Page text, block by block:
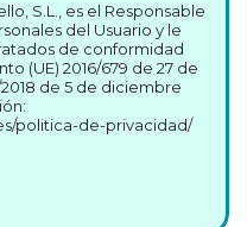
S.L., es el Responsable
del Usuario y le
de conformidad
(UE) 2016/679 de 27 de
de 5 de diciembre
politica-de-privacidad/